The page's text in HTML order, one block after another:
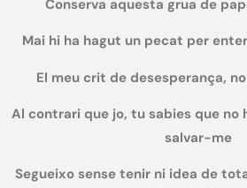
Conserva aquesta grua de
Mai hi ha hagut un pecat per
El meu crit de desesperança,
Al contrari que jo, tu sabies que no
salvar-me
Segueixo sense tenir ni idea de